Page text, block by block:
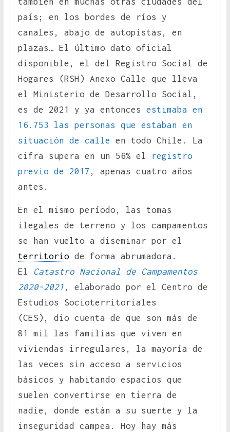
país; en los bordes de ríos y
canales, abajo de autopistas, en
plazas… El último dato oficial
disponible, el del Registro Social de
Hogares (RSH) Anexo Calle que lleva
el Ministerio de Desarrollo Social,
es de 2021 y ya entonces estimaba en
16.753 las personas que estaban en
situación de calle en todo Chile. La
cifra supera en un 56% el
registro
previo de 2017 , apenas cuatro años
antes.
En el mismo período, las tomas
ilegales de terreno y los campamentos
se han vuelto a diseminar por el
territoriode forma abrumadora.
El
Catastro Nacional de Campamentos
2020-2021 , elaborado por el Centro de
Estudios Socioterritoriales
(CES), dio cuenta de que son más de
81 mil las familias que viven en
viviendas irregulares, la mayoría de
las veces sin acceso a servicios
básicos y habitando espacios que
suelen convertirse en tierra de
nadie, donde están a su suerte y la
inseguridad campea. Hoy hay más